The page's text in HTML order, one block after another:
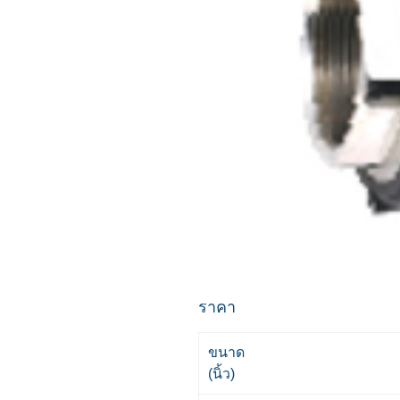
ราคา
ขนาด
(นิ้ว)